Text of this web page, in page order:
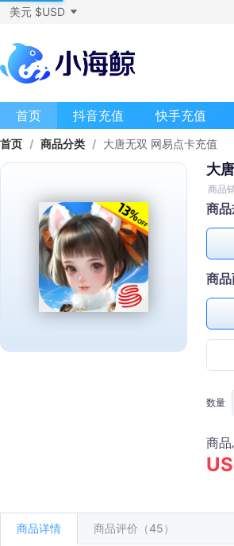
美元 $USD
首页 抖音充值 快手充值
首页 / 商品分类 / 大唐无双 网易点卡充值
大
商品
商
商
数量
商
商品详情 商品评价（45）